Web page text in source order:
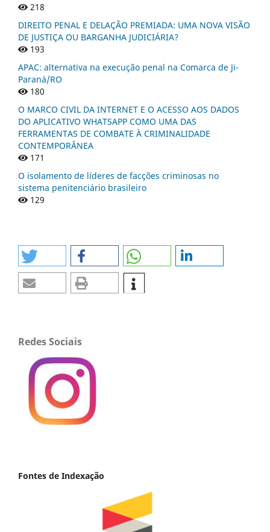
218
DIREITO PENAL E DELAÇÃO PREMIADA: UMA NOVA VISÃO
DE JUSTIÇA OU BARGANHA JUDICIÁRIA?
193
APAC: alternativa na execução penal na Comarca de Ji-
Paraná/RO
180
O MARCO CIVIL DA INTERNET E O ACESSO AOS DADOS
DO APLICATIVO WHATSAPP COMO UMA DAS
FERRAMENTAS DE COMBATE À CRIMINALIDADE
CONTEMPORÂNEA
171
O isolamento de líderes de facções criminosas no
sistema penitenciário brasileiro
129
Redes Sociais
Fontes de Indexação